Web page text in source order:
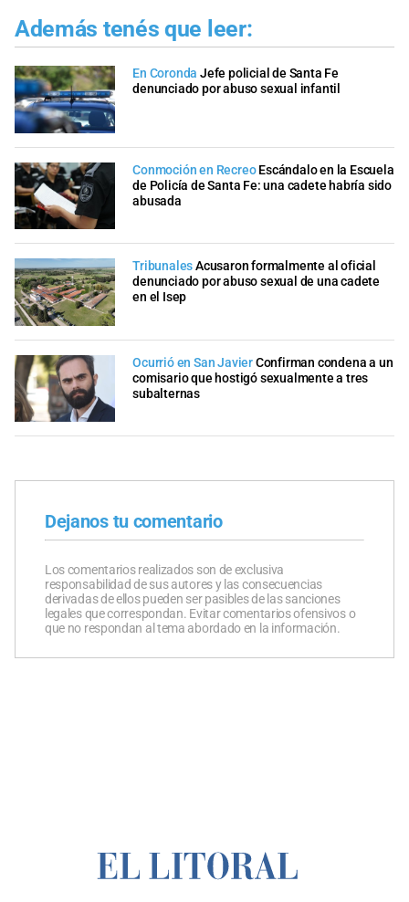
Además tenés que leer:
En Coronda Jefe policial de Santa Fe
denunciado por abuso sexual infantil
Conmoción en Recreo Escándalo en la Escuela
de Policía de Santa Fe: una cadete habría sido
abusada
TribunalesAcusaron formalmente al oficial
denunciado por abuso sexual de una cadete
en el Isep
Ocurrió en San JavierConfirman condena a un
comisario que hostigó sexualmente a tres
subalternas
Dejanos tu comentario
Los comentarios realizados son de exclusiva
responsabilidad de sus autores y las consecuencias
derivadas de ellos pueden ser pasibles de las sanciones
legales que correspondan. Evitar comentarios ofensivos o
que no respondan al tema abordado en la información.